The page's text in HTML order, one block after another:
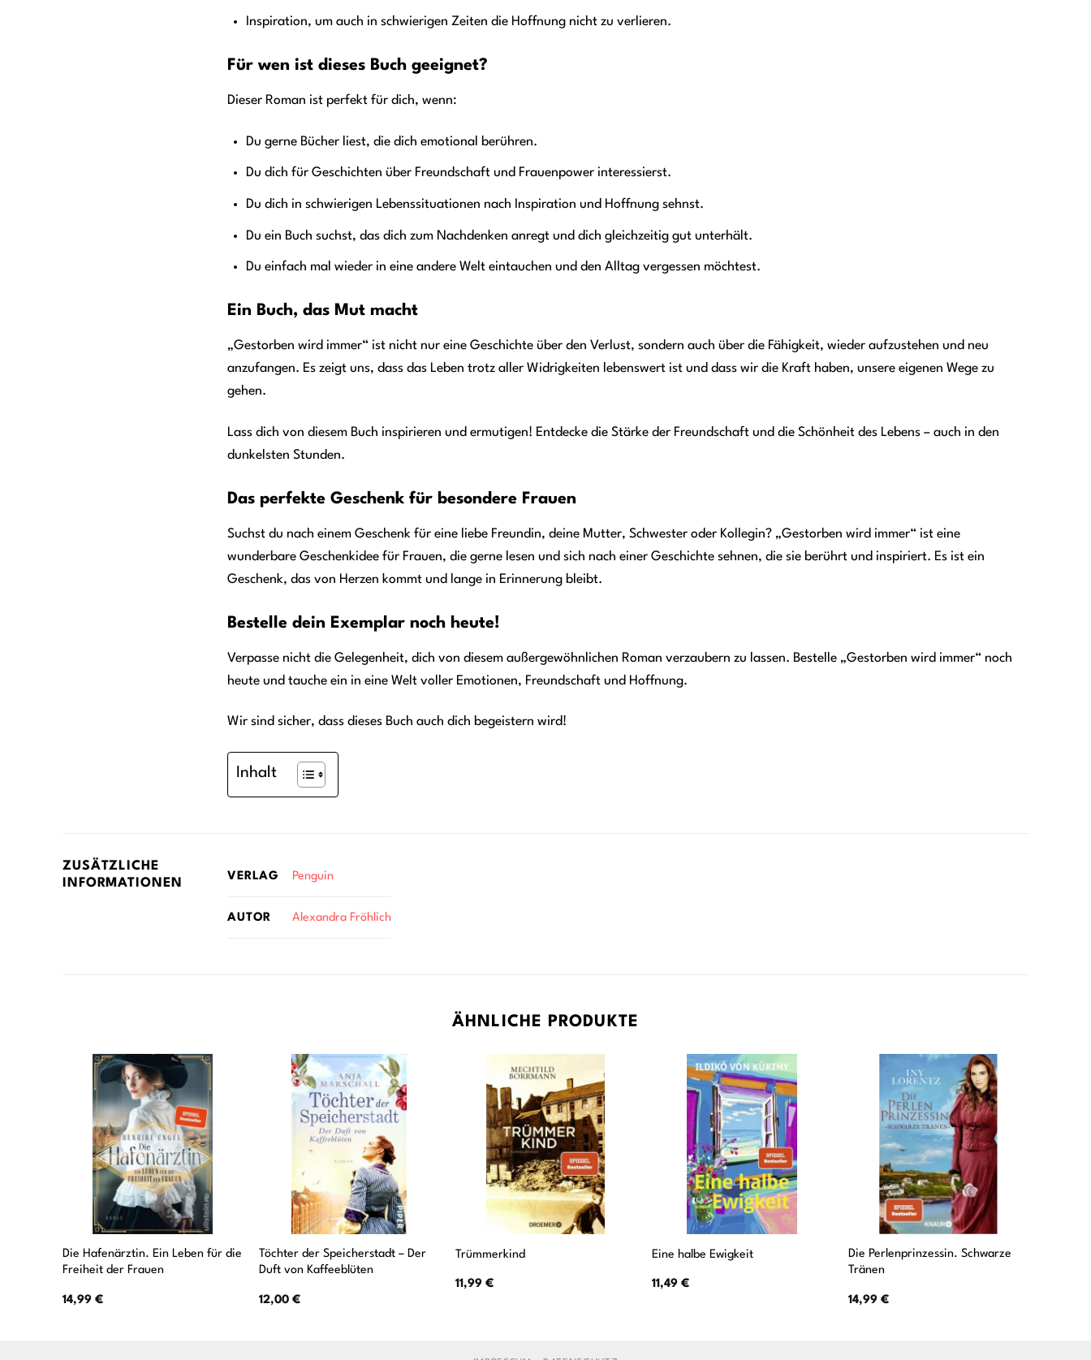
Inspiration, um auch in schwierigen Zeiten die Hoffnung nicht zu verlieren.
Für wen ist dieses Buch geeignet?
Dieser Roman ist perfekt für dich, wenn:
Du gerne Bücher liest, die dich emotional berühren.
Du dich für Geschichten über Freundschaft und Frauenpower interessierst.
Du dich in schwierigen Lebenssituationen nach Inspiration und Hoffnung sehnst.
Du ein Buch suchst, das dich zum Nachdenken anregt und dich gleichzeitig gut unterhält.
Du einfach mal wieder in eine andere Welt eintauchen und den Alltag vergessen möchtest.
Ein Buch, das Mut macht
„Gestorben wird immer“ ist nicht nur eine Geschichte über den Verlust, sondern auch über die Fähigkeit, wieder aufzustehen und neu
anzufangen. Es zeigt uns, dass das Leben trotz aller Widrigkeiten lebenswert ist und dass wir die Kraft haben, unsere eigenen Wege zu
gehen.
Lass dich von diesem Buch inspirieren und ermutigen! Entdecke die Stärke der Freundschaft und die Schönheit des Lebens – auch in den
dunkelsten Stunden.
Das perfekte Geschenk für besondere Frauen
Suchst du nach einem Geschenk für eine liebe Freundin, deine Mutter, Schwester oder Kollegin? „Gestorben wird immer“ ist eine
wunderbare Geschenkidee für Frauen, die gerne lesen und sich nach einer Geschichte sehnen, die sie berührt und inspiriert. Es ist ein
Geschenk, das von Herzen kommt und lange in Erinnerung bleibt.
Bestelle dein Exemplar noch heute!
Verpasse nicht die Gelegenheit, dich von diesem außergewöhnlichen Roman verzaubern zu lassen. Bestelle „Gestorben wird immer“ noch
heute und tauche ein in eine Welt voller Emotionen, Freundschaft und Hoffnung.
Wir sind sicher, dass dieses Buch auch dich begeistern wird!
Inhalt
ZUSÄTZLICHE
INFORMATIONEN
VERLAG Penguin
AUTOR Alexandra Fröhlich
ÄHNLICHE PRODUKTE
Die Hafenärztin. Ein Leben für die
Freiheit der Frauen
14,99 €
Töchter der Speicherstadt – Der
Duft von Kaffeeblüten
12,00 €
Trümmerkind
11,99 €
Eine halbe Ewigkeit
11,49 €
Die Perlenprinzessin. Schwarze
Tränen
14,99 €